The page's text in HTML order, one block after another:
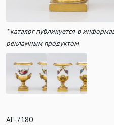
* каталог публикуется в
рекламным продуктом
АГ-7180